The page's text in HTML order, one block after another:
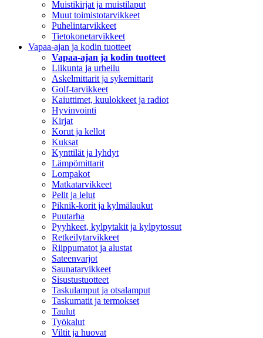
Muistikirjat ja muistilaput
Muut toimistotarvikkeet
Puhelintarvikkeet
Tietokonetarvikkeet
Vapaa-ajan ja kodin tuotteet
Vapaa-ajan ja kodin tuotteet
Liikunta ja urheilu
Askelmittarit ja sykemittarit
Golf-tarvikkeet
Kaiuttimet, kuulokkeet ja radiot
Hyvinvointi
Kirjat
Korut ja kellot
Kuksat
Kynttilät ja lyhdyt
Lämpömittarit
Lompakot
Matkatarvikkeet
Pelit ja lelut
Piknik-korit ja kylmälaukut
Puutarha
Pyyhkeet, kylpytakit ja kylpytossut
Retkeilytarvikkeet
Riippumatot ja alustat
Sateenvarjot
Saunatarvikkeet
Sisustustuotteet
Taskulamput ja otsalamput
Taskumatit ja termokset
Taulut
Työkalut
Viltit ja huovat